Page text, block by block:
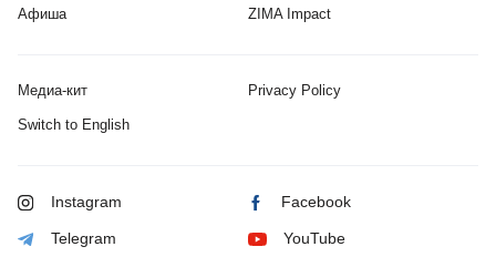
Афиша ZIMA Impact
Медиа-кит Privacy Policy
Switch to English
Instagram Facebook
Telegram YouTube